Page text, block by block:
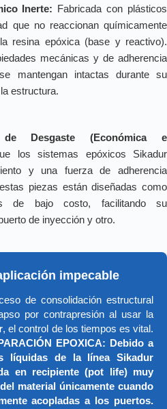
Inerte: Fabricada con plásticos
que no reaccionan químicamente
resina epóxica (base y reactivo).
mecánicas y de adherencia
mantengan intactas durante su
estructura.
de Desgaste (Económica e
los sistemas epóxicos Sikadur
y una fuerza de adherencia
piezas están diseñadas como
de bajo costo, facilitando su
de inyección y otro.
impecable
de consolidación estructural
por contrapresión al usar la
, el control de los tiempos es vital.
EPOXICA: Debido a
líquidas de la línea Sikadur
en recipiente (pot life) muy
material únicamente cuando
acopladas a los puertos.